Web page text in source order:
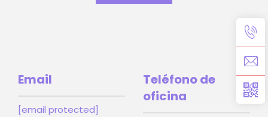
Email
[email protected]
Teléfono de
oficina